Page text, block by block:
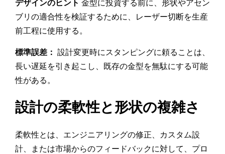
デザインのヒント 金型に投資する前に、形状やアセン
ブリの適合性を検証するために、レーザー切断を生産
前工程に使用する。
標準誤差： 設計変更時にスタンピングに頼ることは、
長い遅延を引き起こし、既存の金型を無駄にする可能
性がある。
設計の柔軟性と形状の複雑さ
柔軟性とは、エンジニアリングの修正、カスタム設
計、または市場からのフィードバックに対して、プロ